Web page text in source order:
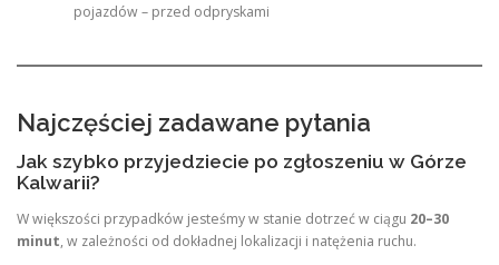
pojazdów – przed odpryskami
Najczęściej zadawane pytania
Jak szybko przyjedziecie po zgłoszeniu w Górze
Kalwarii?
W większości przypadków jesteśmy w stanie dotrzeć w ciągu 20–30
minut, w zależności od dokładnej lokalizacji i natężenia ruchu.